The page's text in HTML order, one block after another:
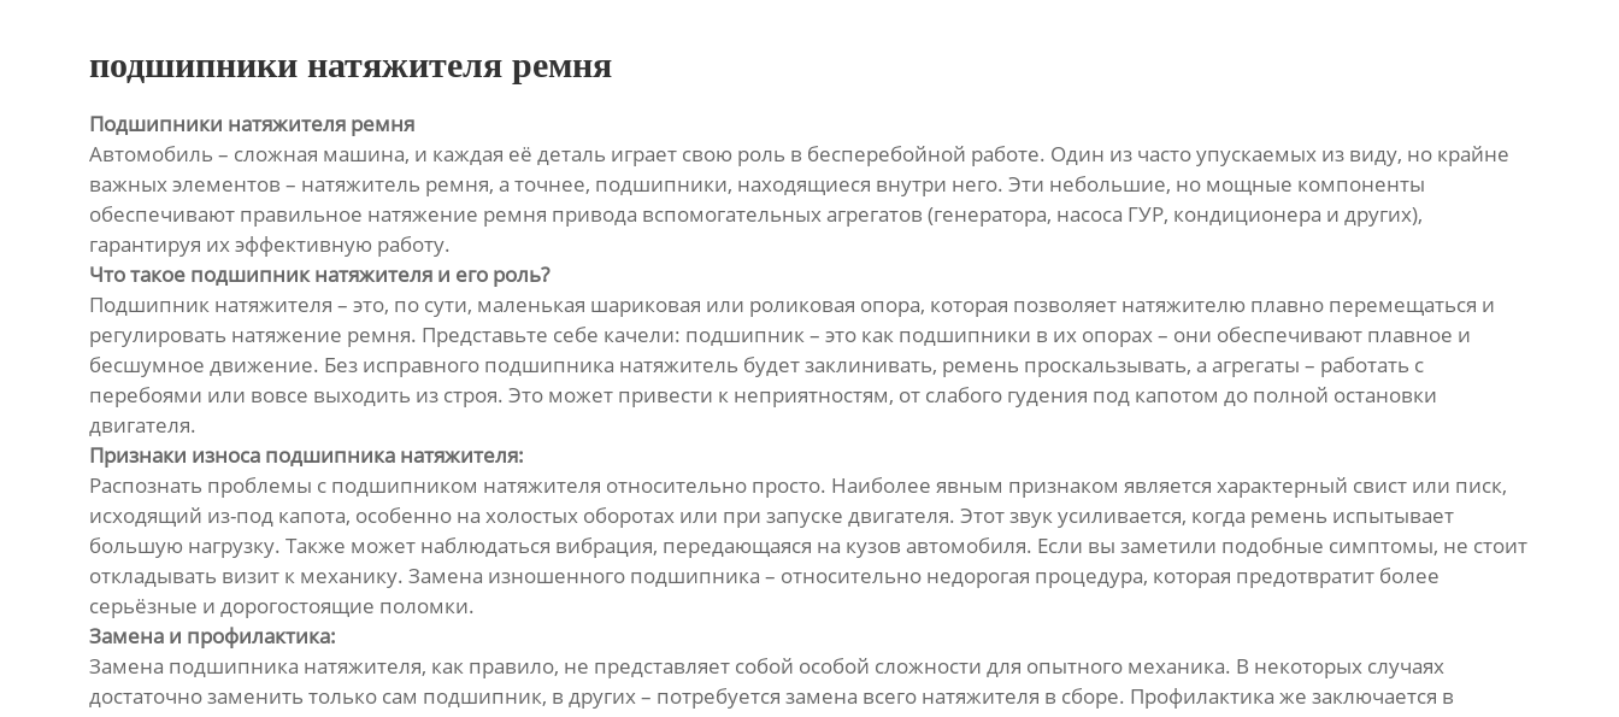
подшипники натяжителя ремня
Подшипники натяжителя ремня
Автомобиль – сложная машина, и каждая её деталь играет свою роль в бесперебойной работе. Один из часто упускаемых из виду, но крайне
важных элементов – натяжитель ремня, а точнее, подшипники, находящиеся внутри него. Эти небольшие, но мощные компоненты
обеспечивают правильное натяжение ремня привода вспомогательных агрегатов (генератора, насоса ГУР, кондиционера и других),
гарантируя их эффективную работу.
Что такое подшипник натяжителя и его роль?
Подшипник натяжителя – это, по сути, маленькая шариковая или роликовая опора, которая позволяет натяжителю плавно перемещаться и
регулировать натяжение ремня. Представьте себе качели: подшипник – это как подшипники в их опорах – они обеспечивают плавное и
бесшумное движение. Без исправного подшипника натяжитель будет заклинивать, ремень проскальзывать, а агрегаты – работать с
перебоями или вовсе выходить из строя. Это может привести к неприятностям, от слабого гудения под капотом до полной остановки
двигателя.
Признаки износа подшипника натяжителя:
Распознать проблемы с подшипником натяжителя относительно просто. Наиболее явным признаком является характерный свист или писк,
исходящий из-под капота, особенно на холостых оборотах или при запуске двигателя. Этот звук усиливается, когда ремень испытывает
большую нагрузку. Также может наблюдаться вибрация, передающаяся на кузов автомобиля. Если вы заметили подобные симптомы, не стоит
откладывать визит к механику. Замена изношенного подшипника – относительно недорогая процедура, которая предотвратит более
серьёзные и дорогостоящие поломки.
Замена и профилактика:
Замена подшипника натяжителя, как правило, не представляет собой особой сложности для опытного механика. В некоторых случаях
достаточно заменить только сам подшипник, в других – потребуется замена всего натяжителя в сборе. Профилактика же заключается в